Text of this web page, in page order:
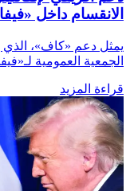
الانقسام داخل
الجمعية العمومية لـ«فيفا»
قراءة المزيد